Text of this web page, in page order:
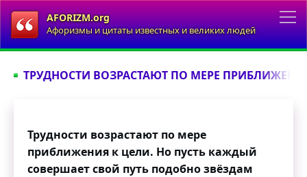
AFORIZM.org
Афоризмы и цитаты известных и великих людей
ТРУДНОСТИ ВОЗРАСТАЮТ ПО МЕРЕ
Трудности возрастают по мере
приближения к цели. Но пусть каждый
совершает свой путь подобно звёздам